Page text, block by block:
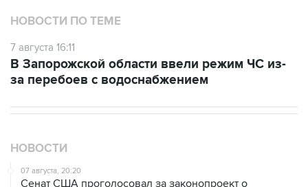
7 августа 16:11
за перебоев с водоснабжением
07 августа, 20:20
Сенат США проголосовал за законопроект о
дополнительных антироссийских санкциях